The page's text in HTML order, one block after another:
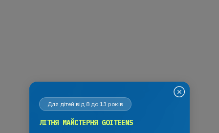
Для дітей від 8 до 13 років
ЛІТНЯ МАЙСТЕРНЯ GOITEENS